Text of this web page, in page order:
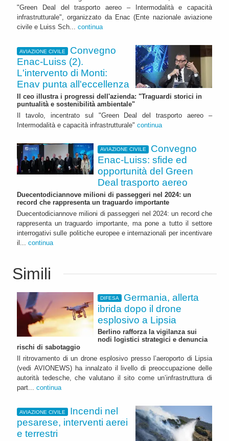
"Green Deal del trasporto aereo – Intermodalità e capacità
infrastrutturale", organizzato da Enac (Ente nazionale aviazione
civile e Luiss Sch... continua
AVIAZIONE CIVILE
Convegno
Enac-Luiss (2).
L'intervento di Monti:
Enav punta all'eccellenza
Il ceo illustra i progressi dell'azienda: "Traguardi storici in
puntualità e sostenibilità ambientale"
Il tavolo, incentrato sul "Green Deal del trasporto aereo –
Intermodalità e capacità infrastrutturale" continua
AVIAZIONE CIVILE
Convegno
Enac-Luiss: sfide ed
opportunità del Green
Deal trasporto aereo
Duecentodiciannove milioni di passeggeri nel 2024: un
record che rappresenta un traguardo importante
Duecentodiciannove milioni di passeggeri nel 2024: un record che
rappresenta un traguardo importante, ma pone a tutto il settore
interrogativi sulle politiche europee e internazionali per incentivare
il... continua
Simili
DIFESA
Germania, allerta
ibrida dopo il drone
esplosivo a Lipsia
Berlino rafforza la vigilanza sui
nodi logistici strategici e denuncia
rischi di sabotaggio
Il ritrovamento di un drone esplosivo presso l’aeroporto di Lipsia
(vedi AVIONEWS) ha innalzato il livello di preoccupazione delle
autorità tedesche, che valutano il sito come un’infrastruttura di
part... continua
AVIAZIONE CIVILE
Incendi nel
pesarese, interventi aerei
e terrestri